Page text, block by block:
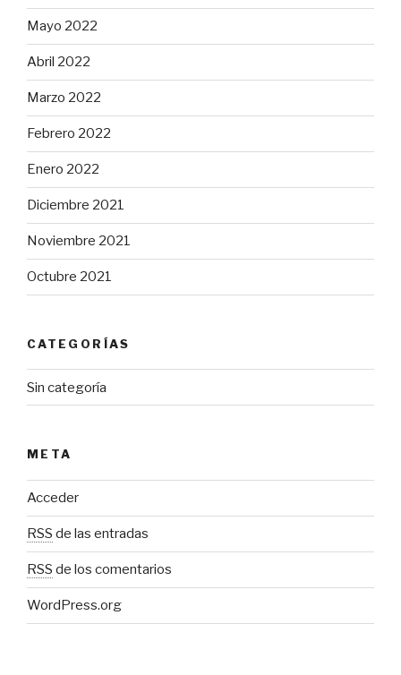
Mayo 2022
Abril 2022
Marzo 2022
Febrero 2022
Enero 2022
Diciembre 2021
Noviembre 2021
Octubre 2021
CATEGORÍAS
Sin categoría
META
Acceder
RSS de las entradas
RSS de los comentarios
WordPress.org